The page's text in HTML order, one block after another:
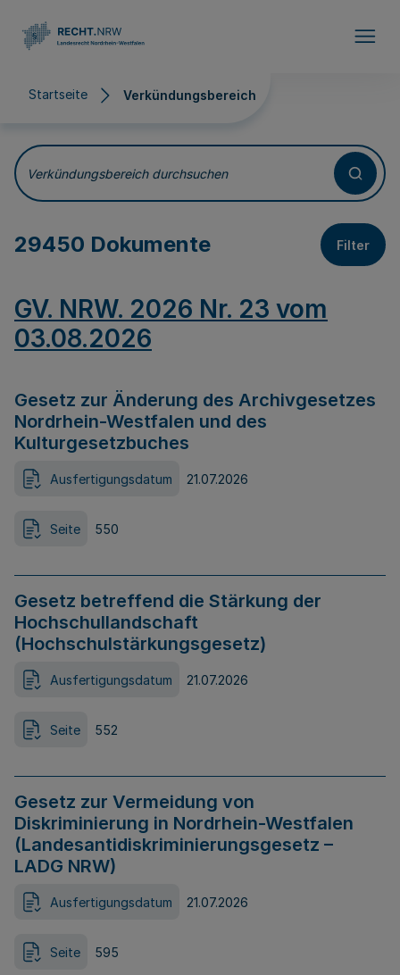
Startseite Verkündungsbereich
Verkündungsbereich
Verkündungsbereich durchsuchen
29450 Dokumente Filter
GV. NRW. 2026 Nr. 23 vom
03.08.2026
Gesetz zur Änderung des Archivgesetzes
Nordrhein-Westfalen und des
Kulturgesetzbuches
Ausfertigungsdatum 21.07.2026
Seite 550
Gesetz betreffend die Stärkung der
Hochschullandschaft
(Hochschulstärkungsgesetz)
Ausfertigungsdatum 21.07.2026
Seite 552
Gesetz zur Vermeidung von
Diskriminierung in Nordrhein-Westfalen
(Landesantidiskriminierungsgesetz –
LADG NRW)
Ausfertigungsdatum 21.07.2026
Seite 595